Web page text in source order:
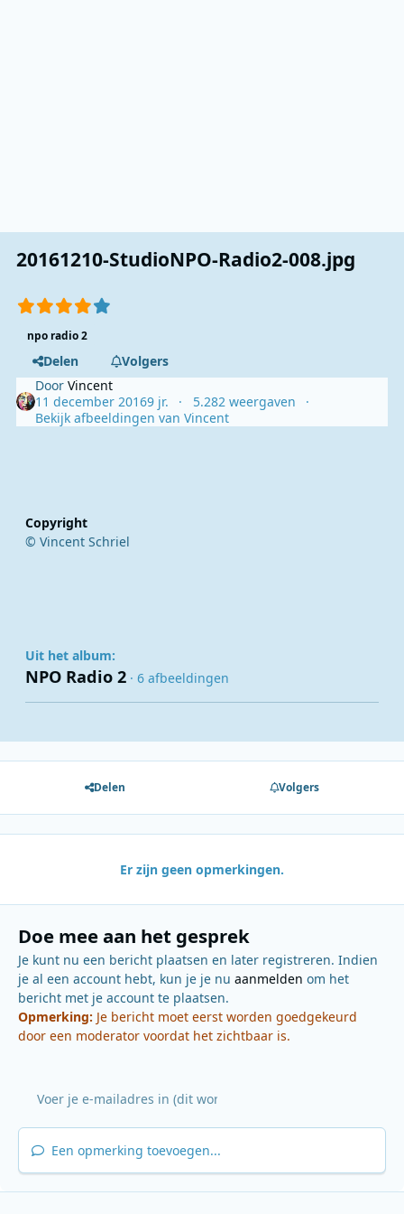
20161210-StudioNPO-Radio2-008.jpg
npo radio 2
Delen
Volgers
DoorVincent
11 december 20169 jr.
5.282 weergaven
Bekijk afbeeldingen van Vincent
Copyright
© Vincent Schriel
Uit het album:
NPO Radio 2 · 6 afbeeldingen
Delen Volgers
Er zijn geen opmerkingen.
Doe mee aan het gesprek
Je kunt nu een bericht plaatsen en later registreren. Indien
je al een account hebt, kun je je nu aanmelden om het
bericht met je account te plaatsen.
Opmerking: Je bericht moet eerst worden goedgekeurd
door een moderator voordat het zichtbaar is.
Een opmerking toevoegen...